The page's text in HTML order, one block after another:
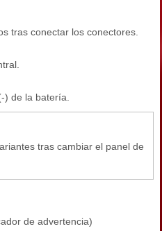
tras conectar los conectores.
) de la batería.
tras cambiar el panel de
de advertencia)